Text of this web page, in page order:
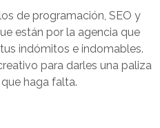
de programación, SEO y
están por la agencia que
indómitos e indomables.
para darles una paliza
haga falta.